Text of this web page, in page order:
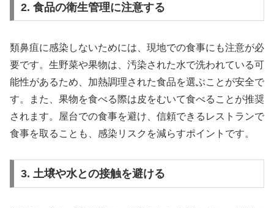
2. 食品の衛生管理に注意する
類鼻疽に感染しないためには、現地での食事にも注意が必
要です。生野菜や果物は、汚染された水で洗われている可
能性があるため、加熱調理された食品を選ぶことが安全で
す。また、果物を食べる際は皮をむいて食べることが推奨
されます。屋台での食事を避け、信頼できるレストランで
食事を取ることも、感染リスクを減らすポイントです。
3. 土壌や水との接触を避ける